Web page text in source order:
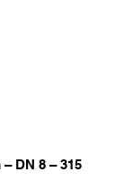
DN 8 – 315